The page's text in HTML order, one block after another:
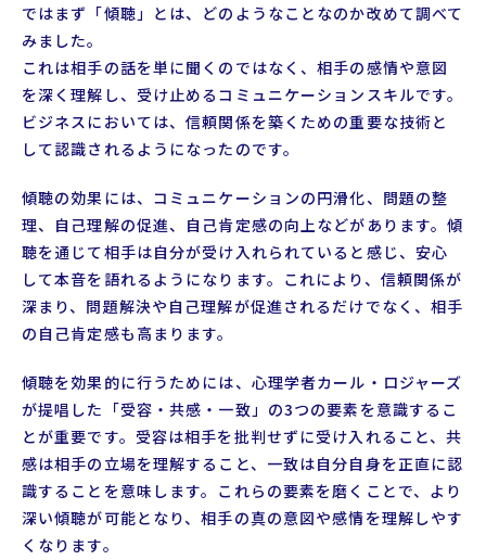
ではまず「傾聴」とは、どのようなことなのか改めて調べて
みました。
これは相手の話を単に聞くのではなく、相手の感情や意図
を深く理解し、受け止めるコミュニケーションスキルです。
ビジネスにおいては、信頼関係を築くための重要な技術と
して認識されるようになったのです。
傾聴の効果には、コミュニケーションの円滑化、問題の整
理、自己理解の促進、自己肯定感の向上などがあります。傾
聴を通じて相手は自分が受け入れられていると感じ、安心
して本音を語れるようになります。これにより、信頼関係が
深まり、問題解決や自己理解が促進されるだけでなく、相手
の自己肯定感も高まります。
傾聴を効果的に行うためには、心理学者カール・ロジャーズ
が提唱した「受容・共感・一致」の3つの要素を意識するこ
とが重要です。受容は相手を批判せずに受け入れること、共
感は相手の立場を理解すること、一致は自分自身を正直に認
識することを意味します。これらの要素を磨くことで、より
深い傾聴が可能となり、相手の真の意図や感情を理解しやす
くなります。